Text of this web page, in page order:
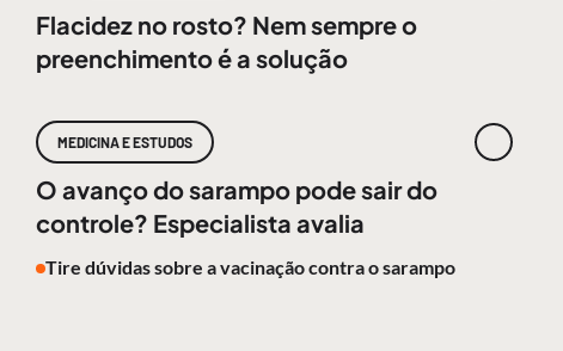
Flacidez no rosto? Nem sempre o
preenchimento é a solução
MEDICINA E ESTUDOS
O avanço do sarampo pode sair do
controle? Especialista avalia
Tire dúvidas sobre a vacinação contra o sarampo